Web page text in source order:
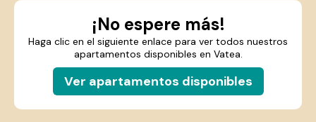
¡No espere más!
Haga clic en el siguiente enlace para ver todos nuestros
apartamentos disponibles en Vatea.
Ver apartamentos disponibles